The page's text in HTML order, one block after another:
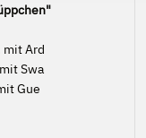
mit Ard
Swa
Gue